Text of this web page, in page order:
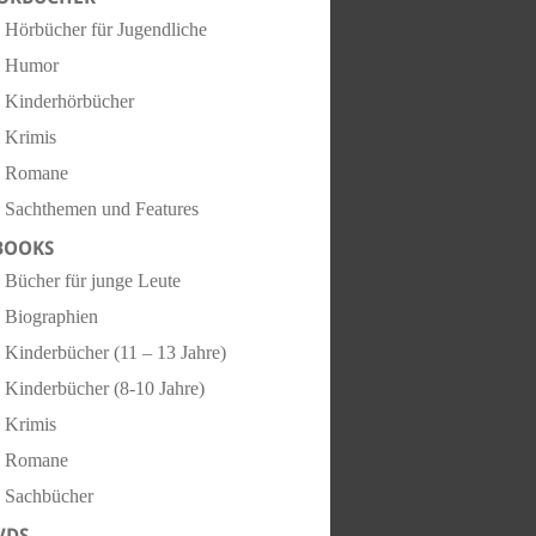
Hörbücher für Jugendliche
Humor
Kinderhörbücher
Krimis
Romane
Sachthemen und Features
Bücher für junge Leute
Biographien
Kinderbücher (11 – 13 Jahre)
Kinderbücher (8-10 Jahre)
Krimis
Romane
Sachbücher